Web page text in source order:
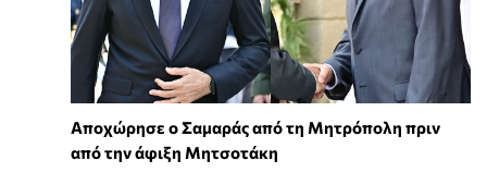
Αποχώρησε ο Σαμαράς από τη Μητρόπολη πριν
από την άφιξη Μητσοτάκη